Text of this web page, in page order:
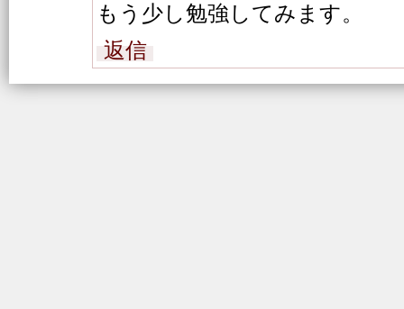
もう少し勉強してみます。
返信